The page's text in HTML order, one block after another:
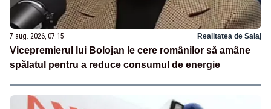
7 aug. 2026, 07:15 Realitatea de Salaj
Vicepremierul lui Bolojan le cere românilor să amâne
spălatul pentru a reduce consumul de energie